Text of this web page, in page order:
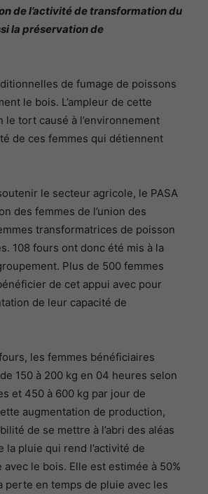
de l’activité de transformation du
la préservation de
de fumage de poissons
le bois. L’ampleur de cette
le tort causé à l’environnement
de ces femmes qui détiennent
le secteur agricole, le PASA
des femmes de l’union des
transformatrices de poisson
108 fours ont donc été mis à la
Plus de 500 femmes
de cet appui avec pour
de leur capacité de
les femmes bénéficiaires
150 à 200 kg en 04 heures selon
et 450 à 600 kg par jour de
augmentation de production,
de se mettre à l’abri des aléas
la pluie qui rend l’activité de
le bois. Elle est estimée à 50%
perte en temps de pluie avec les